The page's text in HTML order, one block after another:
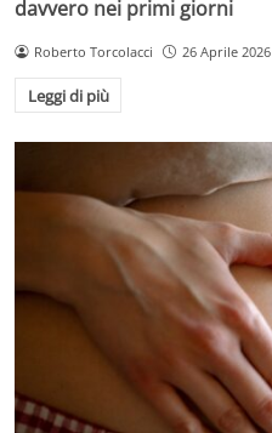
davvero nei primi giorni
Roberto Torcolacci 26 Aprile 2026
Leggi di più